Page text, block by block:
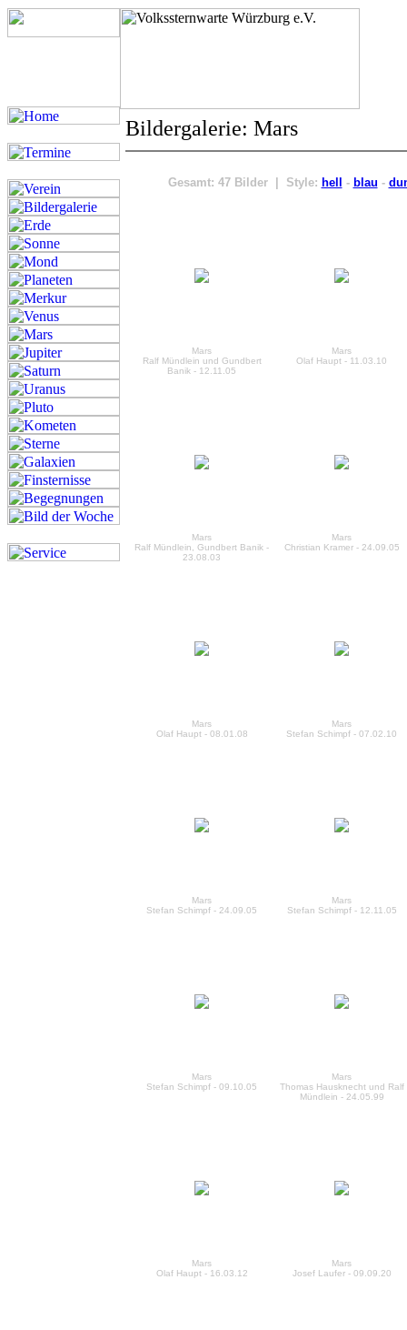
Bildergalerie: Mars
Gesamt: 47 Bilder | Style: hell - blau -
Mars
Ralf Mündlein und Gundbert
Banik - 12.11.05
Mars
Olaf Haupt - 11.03.10
Mars
Ralf Mündlein, Gundbert Banik -
23.08.03
Mars
Christian Kramer - 24.09.05
Mars
Olaf Haupt - 08.01.08
Mars
Stefan Schimpf - 07.02.10
Mars
Stefan Schimpf - 24.09.05
Mars
Stefan Schimpf - 12.11.05
Mars
Stefan Schimpf - 09.10.05
Mars
Thomas Hausknecht und Ralf
Mündlein - 24.05.99
Mars
Olaf Haupt - 16.03.12
Mars
Josef Laufer - 09.09.20